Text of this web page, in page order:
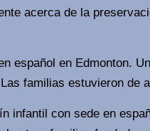
acerca de la
español en Edmonton.
familias estuvieron de
infantil con sede en